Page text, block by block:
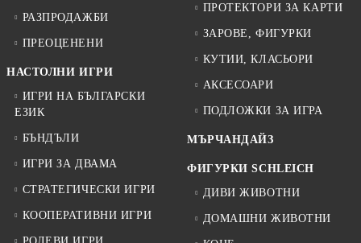
РАЗПРОДАЖБИ
ПРЕОЦЕНЕНИ
НАСТОЛНИ ИГРИ
ИГРИ НА БЪЛГАРСКИ
ЕЗИК
БЪНДЪЛИ
ИГРИ ЗА ДВАМА
СТРАТЕГИЧЕСКИ ИГРИ
КООПЕРАТИВНИ ИГРИ
ПРОТЕКТОРИ ЗА КАРТИ
ЗАРОВЕ, ФИГУРКИ
КУТИИ, КЛАСЬОРИ
АКСЕСОАРИ
ПОДЛОЖКИ ЗА ИГРА
МЪРЧАНДАЙЗ
ФИГУРКИ SCHLEICH
ДИВИ ЖИВОТНИ
ДОМАШНИ ЖИВОТНИ